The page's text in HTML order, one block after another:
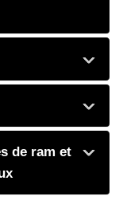
de ram et